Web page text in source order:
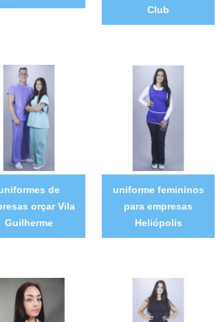
Club
de
orçar Vila
Guilherme
uniforme femininos
para empresas
Heliópolis